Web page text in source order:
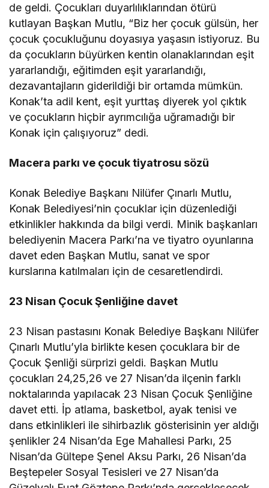
de geldi. Çocukları duyarlılıklarından ötürü
kutlayan Başkan Mutlu, “Biz her çocuk gülsün, her
çocuk çocukluğunu doyasıya yaşasın istiyoruz. Bu
da çocukların büyürken kentin olanaklarından eşit
yararlandığı, eğitimden eşit yararlandığı,
dezavantajların giderildiği bir ortamda mümkün.
Konak’ta adil kent, eşit yurttaş diyerek yol çıktık
ve çocukların hiçbir ayrımcılığa uğramadığı bir
Konak için çalışıyoruz” dedi.
Macera parkı ve çocuk tiyatrosu sözü
Konak Belediye Başkanı Nilüfer Çınarlı Mutlu,
Konak Belediyesi’nin çocuklar için düzenlediği
etkinlikler hakkında da bilgi verdi. Minik başkanları
belediyenin Macera Parkı’na ve tiyatro oyunlarına
davet eden Başkan Mutlu, sanat ve spor
kurslarına katılmaları için de cesaretlendirdi.
23 Nisan Çocuk Şenliğine davet
23 Nisan pastasını Konak Belediye Başkanı Nilüfer
Çınarlı Mutlu’yla birlikte kesen çocuklara bir de
Çocuk Şenliği sürprizi geldi. Başkan Mutlu
çocukları 24,25,26 ve 27 Nisan’da ilçenin farklı
noktalarında yapılacak 23 Nisan Çocuk Şenliğine
davet etti. İp atlama, basketbol, ayak tenisi ve
dans etkinlikleri ile sihirbazlık gösterisinin yer aldığı
şenlikler 24 Nisan’da Ege Mahallesi Parkı, 25
Nisan’da Gültepe Şenel Aksu Parkı, 26 Nisan’da
Beştepeler Sosyal Tesisleri ve 27 Nisan’da